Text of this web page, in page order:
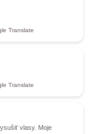
Translate
Translate
vlasy. Moje